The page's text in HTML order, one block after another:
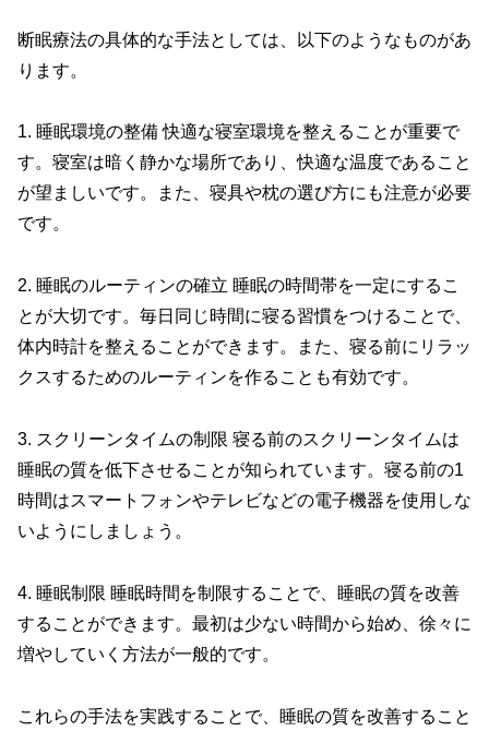
断眠療法の具体的な手法としては、以下のようなものがあ
ります。
1. 睡眠環境の整備 快適な寝室環境を整えることが重要で
す。寝室は暗く静かな場所であり、快適な温度であること
が望ましいです。また、寝具や枕の選び方にも注意が必要
です。
2. 睡眠のルーティンの確立 睡眠の時間帯を一定にするこ
とが大切です。毎日同じ時間に寝る習慣をつけることで、
体内時計を整えることができます。また、寝る前にリラッ
クスするためのルーティンを作ることも有効です。
3. スクリーンタイムの制限 寝る前のスクリーンタイムは
睡眠の質を低下させることが知られています。寝る前の1
時間はスマートフォンやテレビなどの電子機器を使用しな
いようにしましょう。
4. 睡眠制限 睡眠時間を制限することで、睡眠の質を改善
することができます。最初は少ない時間から始め、徐々に
増やしていく方法が一般的です。
これらの手法を実践することで、睡眠の質を改善すること